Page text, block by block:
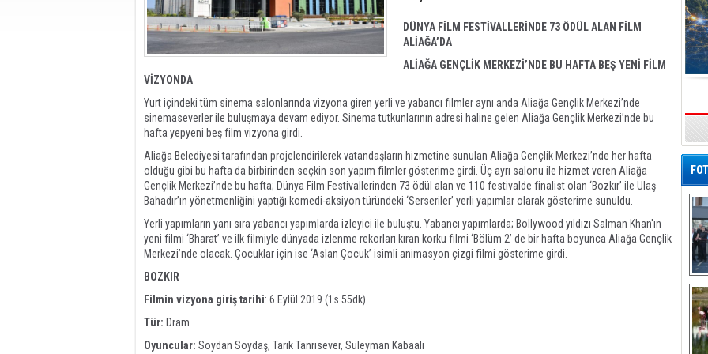
DÜNYA FİLM FESTİVALLERİNDE 73 ÖDÜL ALAN FİLM
ALİAĞA’DA
ALİAĞA GENÇLİK MERKEZİ’NDE BU HAFTA BEŞ YENİ FİLM
VİZYONDA
Yurt içindeki tüm sinema salonlarında vizyona giren yerli ve yabancı filmler aynı anda Aliağa Gençlik Merkezi’nde
sinemaseverler ile buluşmaya devam ediyor. Sinema tutkunlarının adresi haline gelen Aliağa Gençlik Merkezi’nde bu
hafta yepyeni beş film vizyona girdi.
Aliağa Belediyesi tarafından projelendirilerek vatandaşların hizmetine sunulan Aliağa Gençlik Merkezi’nde her hafta
olduğu gibi bu hafta da birbirinden seçkin son yapım filmler gösterime girdi. Üç ayrı salonu ile hizmet veren Aliağa
Gençlik Merkezi’nde bu hafta; Dünya Film Festivallerinden 73 ödül alan ve 110 festivalde finalist olan ‘Bozkır’ ile Ulaş
Bahadır’ın yönetmenliğini yaptığı komedi-aksiyon türündeki ‘Serseriler’ yerli yapımlar olarak gösterime sunuldu.
Yerli yapımların yanı sıra yabancı yapımlarda izleyici ile buluştu. Yabancı yapımlarda; Bollywood yıldızı Salman Khan'ın
yeni filmi ‘Bharat’ ve ilk filmiyle dünyada izlenme rekorları kıran korku filmi ‘Bölüm 2’ de bir hafta boyunca Aliağa Gençlik
Merkezi’nde olacak. Çocuklar için ise ‘Aslan Çocuk’ isimli animasyon çizgi filmi gösterime girdi.
BOZKIR
Filmin vizyona giriş tarihi: 6 Eylül 2019 (1s 55dk)
Tür: Dram
Oyuncular: Soydan Soydaş, Tarık Tanrısever, Süleyman Kabaali